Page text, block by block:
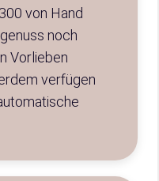
von Hand
noch
Vorlieben
verfügen